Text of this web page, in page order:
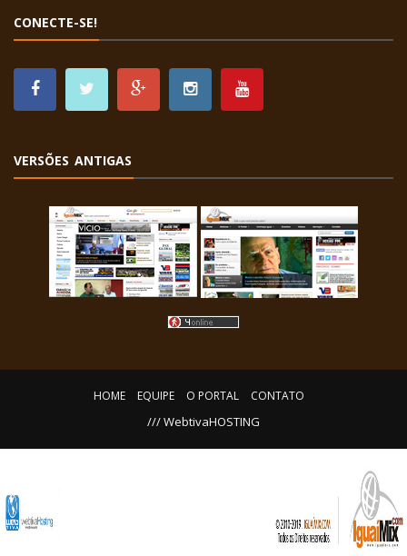
CONECTE-SE!
VERSÕES ANTIGAS
HOME EQUIPE O PORTAL CONTATO
/// WebtivaHOSTING